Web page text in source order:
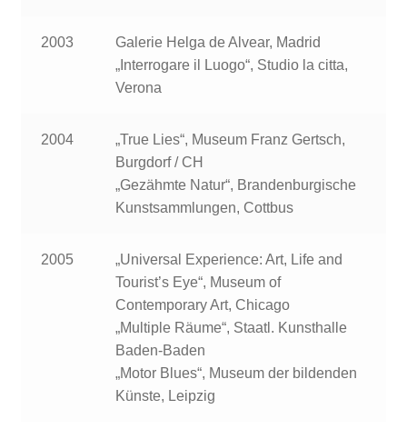
2003
Galerie Helga de Alvear, Madrid
„Interrogare il Luogo“, Studio la citta,
Verona
2004
„True Lies“, Museum Franz Gertsch,
Burgdorf / CH
„Gezähmte Natur“, Brandenburgische
Kunstsammlungen, Cottbus
2005
„Universal Experience: Art, Life and
Tourist’s Eye“, Museum of
Contemporary Art, Chicago
„Multiple Räume“, Staatl. Kunsthalle
Baden-Baden
„Motor Blues“, Museum der bildenden
Künste, Leipzig